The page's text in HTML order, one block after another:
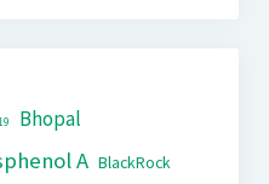
Bhopal
A BlackRock